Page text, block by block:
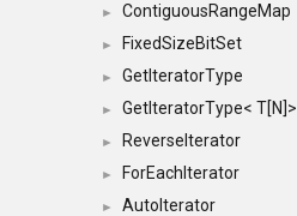
► ContiguousRangeMap
► FixedSizeBitSet
► GetIteratorType
► GetIteratorType< T[N]>
► ReverseIterator
► ForEachIterator
► AutoIterator